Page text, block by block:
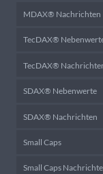
MDAX® Nachrichten
TecDAX®
TecDAX®
SDAX® Nebenwerte
SDAX® Nachrichten
Small Caps
Small Caps